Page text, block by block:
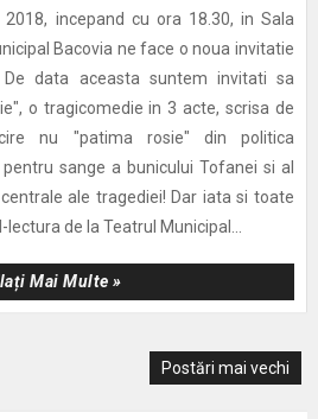
incepand cu ora 18.30, in Sala
Bacovia ne face o noua invitatie
De data aceasta suntem invitati sa
o tragicomedie in 3 acte, scrisa de
nu "patima rosie" din politica
sange a bunicului Tofanei si al
ale tragediei! Dar iata si toate
de la Teatrul Municipal...
Mai Multe »
Postări mai vechi